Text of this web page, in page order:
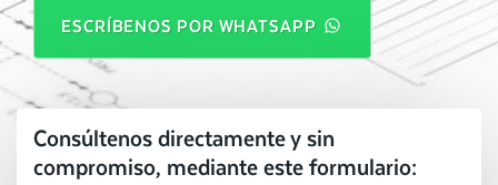
ESCRÍBENOS POR WHATSAPP
Consúltenos directamente y sin
compromiso, mediante este formulario: